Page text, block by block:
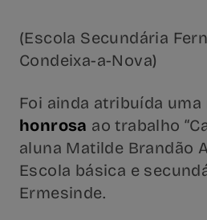
(Escola Secundária
Condeixa-a-Nova)
Foi ainda atribuída uma
honrosa ao trabalho
aluna Matilde Brandão
Escola básica e
Ermesinde.